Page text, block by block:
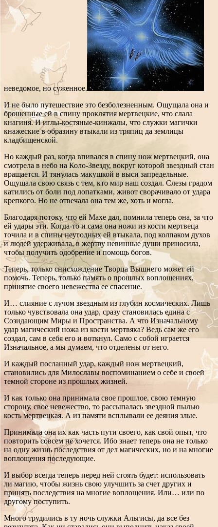
неведомое, но суженное.
И не было путешествие это безболезненным. Ощущала она и
брошенные ей в спину проклятия мертвецкие, что слала
кнагиня. И иглы-костяные-кинжалы, что служки магички
кнажеские в образину втыкали из тряпиц да землицы
кладбищенской.
Но каждый раз, когда впивался в спину нож мертвецкий, она
смотрела в небо на Коло-Звезду, вокруг которой звездный стан
вращается. И тянулась макушкой в выси запредельные.
Ощущала свою связь с тем, кто мир наш создал. Слезы градом
катились от боли под лопатками, живот сворачивало от удара
крепкого. Но не отвечала она тем же, хоть и могла.
Благодаря потоку, что ей Махе дал, помнила теперь она, за что
ей удары эти. Когда-то и сама она ножи из кости мертвеца
точила и в спины неугодных ей втыкала, под колпаком духов
и людей удерживала, в жертву невинные души приносила,
чтобы получить одобрение и помощь богов.
Теперь, только снисхождение Творца Вышнего может ей
помочь. Теперь, только память о прошлых воплощениях,
принятие своего невежества ее спасение.
И… слияние с лучом звездным из глубин космических. Лишь
только чувствовала она удар, сразу становилась едина с
Созидающим Миры и Пространства. А что Изначальному
удар магический ножа из кости мертвяка? Ведь сам же его
создал, сам в себя его и воткнул. Само с собой играется
Изначальное, а мы думаем, что отделены от него.
И каждый посланный удар, каждый нож мертвецкий,
становились для Милославы воспоминанием о себе и своей
темной стороне из прошлых жизней.
И как только она принимала свое прошлое, свою темную
сторону, свое невежество, то рассыпалась звездной пылью
кость мертвецкая. А из памяти всплывали ее деяния злые.
Принимала она их как часть пути своего, как свой опыт, что
повторить совсем не хочется. Ибо знает теперь она не только
на одну жизнь последствия от дел магических, но и на многие
воплощения последующие.
И выбор всегда теперь перед ней стоять будет: использовать
ли магию, чтобы жизнь свою улучшить за счет других и
принять последствия на многие воплощения. Или… или по
другому поступить.
Много трудились в ту ночь служки Альгисы, да все без